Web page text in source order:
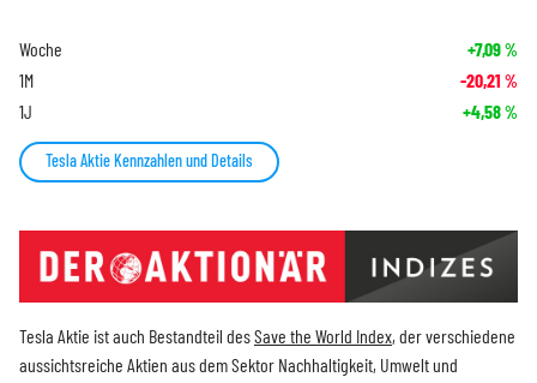
Woche +7,09%
1M -20,21 %
1J +4,58%
Tesla Aktie Kennzahlen und Details
Tesla Aktie ist auch Bestandteil desSave the World Index, der verschiedene
aussichtsreiche Aktien aus dem Sektor Nachhaltigkeit, Umwelt und